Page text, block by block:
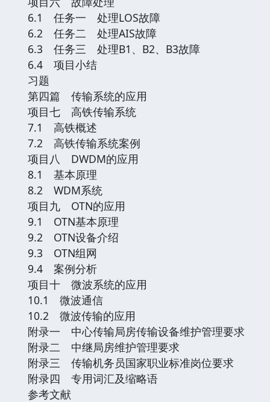
6.1 任务一 处理LOS故障
6.2 任务二 处理AIS故障
6.3 任务三 处理B1、B2、B3故障
6.4 项目小结
习题
第四篇 传输系统的应用
项目七 高铁传输系统
7.1 高铁概述
7.2 高铁传输系统案例
项目八 DWDM的应用
8.1 基本原理
8.2 WDM系统
项目九 OTN的应用
9.1 OTN基本原理
9.2 OTN设备介绍
9.3 OTN组网
9.4 案例分析
项目十 微波系统的应用
10.1 微波通信
10.2 微波传输的应用
附录一 中心传输局房传输设备维护管理要求
附录二 中继局房维护管理要求
附录三 传输机务员国家职业标准岗位要求
附录四 专用词汇及缩略语
参考文献